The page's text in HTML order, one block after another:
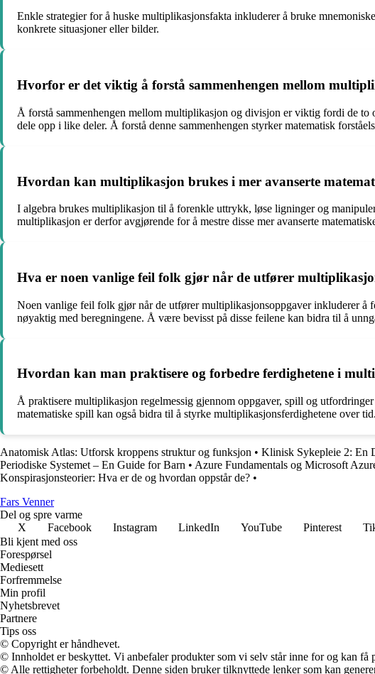
Enkle strategier for å huske multiplikasjonsfakta inkluderer å bruke
konkrete situasjoner eller bilder.
Hvorfor er det viktig å forstå sammenhengen mellom
Å forstå sammenhengen mellom multiplikasjon og divisjon er viktig fordi de to
dele opp i like deler. Å forstå denne sammenhengen styrker matematisk
Hvordan kan multiplikasjon brukes i mer avanserte
I algebra brukes multiplikasjon til å forenkle uttrykk, løse ligninger og
multiplikasjon er derfor avgjørende for å mestre disse mer avanserte
Hva er noen vanlige feil folk gjør når de utfører
Noen vanlige feil folk gjør når de utfører multiplikasjonsoppgaver inkluderer
nøyaktig med beregningene. Å være bevisst på disse feilene kan bidra til å
Hvordan kan man praktisere og forbedre ferdighetene i
Å praktisere multiplikasjon regelmessig gjennom oppgaver, spill og
matematiske spill kan også bidra til å styrke multiplikasjonsferdighetene over tid.
Anatomisk Atlas: Utforsk kroppens struktur og funksjon • Klinisk Sykepleie 2: En
Periodiske Systemet – En Guide for Barn • Azure Fundamentals og Microsoft
Konspirasjonsteorier: Hva er de og hvordan oppstår de? •
Fars Venner
Del og spre varme
X
Facebook Instagram LinkedIn YouTube Pinterest
Bli kjent med oss
Forespørsel
Mediesett
Forfremmelse
Min profil
Nyhetsbrevet
Partnere
Tips oss
© Copyright er håndhevet.
© Innholdet er beskyttet. Vi anbefaler produkter som vi selv står inne for og kan få
© Alle rettigheter forbeholdt. Denne siden bruker tilknyttede lenker som kan